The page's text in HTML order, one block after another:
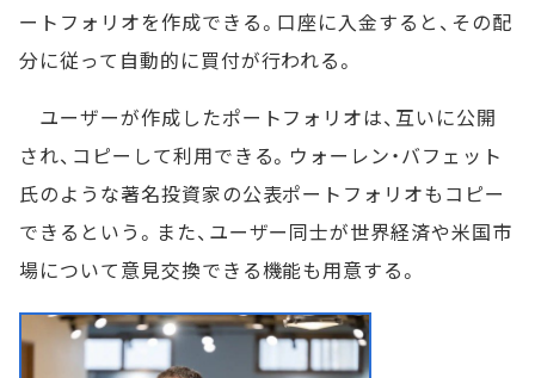
ートフォリオを作成できる。口座に入金すると、その配
分に従って自動的に買付が行われる。
ユーザーが作成したポートフォリオは、互いに公開
され、コピーして利用できる。ウォーレン・バフェット
氏のような著名投資家の公表ポートフォリオもコピー
できるという。また、ユーザー同士が世界経済や米国市
場について意見交換できる機能も用意する。